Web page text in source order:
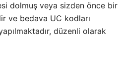
dolmuş veya sizden önce bir
ve bedava UC kodları
düzenli olarak